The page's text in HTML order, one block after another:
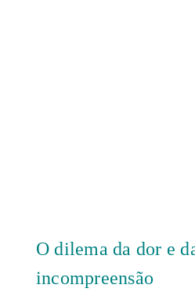
O dilema da dor e
incompreensão